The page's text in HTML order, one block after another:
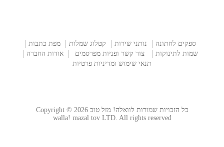
ספקים לחתונה נותני שירות קטלוג שמלות
מפת כתבות
שמות לתינוקות
צור קשר ופניות מפרסמים
אודות החברה
תנאי שימוש ומדיניות פרטיות
כל הזכויות שמורות לוואלה! מזל טוב Copyright © 2026
walla! mazal tov LTD. All rights reserved